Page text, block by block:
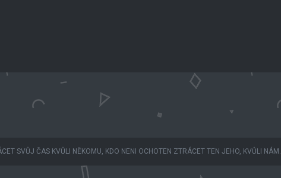
SVŮJ ČAS KVŮLI NĚKOMU, KDO NENI OCHOTEN ZTRÁCET TEN JEHO, KVŮLI NÁM.